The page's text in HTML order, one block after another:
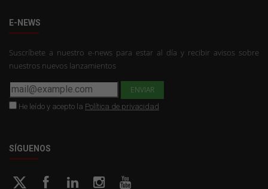
E-NEWS
Suscríbete a nuestro e-news para estar al día y recibir avisos sobre
nuestros nuevos lanzamientos
He leído y acepto la Política de privacidad
SÍGUENOS